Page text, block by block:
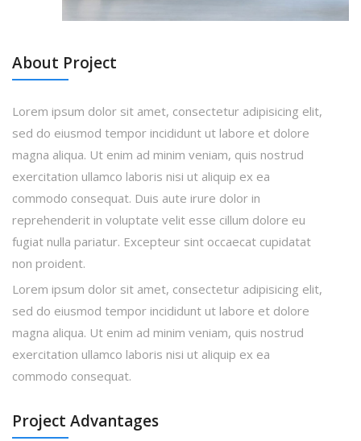
About Project
Lorem ipsum dolor sit amet, consectetur adipisicing elit,
sed do eiusmod tempor incididunt ut labore et dolore
magna aliqua. Ut enim ad minim veniam, quis nostrud
exercitation ullamco laboris nisi ut aliquip ex ea
commodo consequat. Duis aute irure dolor in
reprehenderit in voluptate velit esse cillum dolore eu
fugiat nulla pariatur. Excepteur sint occaecat cupidatat
non proident.
Lorem ipsum dolor sit amet, consectetur adipisicing elit,
sed do eiusmod tempor incididunt ut labore et dolore
magna aliqua. Ut enim ad minim veniam, quis nostrud
exercitation ullamco laboris nisi ut aliquip ex ea
commodo consequat.
Project Advantages